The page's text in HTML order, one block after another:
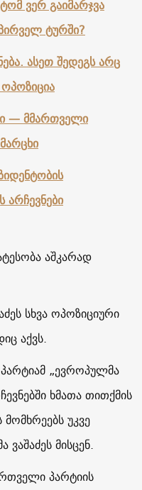
ვერ გაიმარჯვა
ტურში?
.ასეთ შედეგს არც
—მმართველი
აშკარად
სხვა ოპოზიციური
აქვს.
„ევროპულმა
ხმათა თითქმის
უკვე
მისცენ.
პარტიის